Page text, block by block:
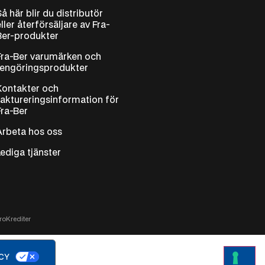
här blir du distributör
återförsäljare av Fra-
produkter
Ber varumärken och
och
för
Ber
hos oss
tjänster
Krediter